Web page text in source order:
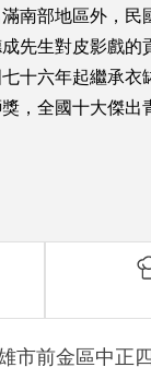
南部地區外，民
先生對皮影戲的
十六年起繼承衣
，全國十大傑出
市前金區中正